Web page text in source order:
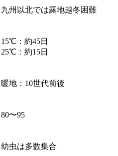
九州以北では露地越冬困難
15℃：約45日
25℃：約15日
暖地：10世代前後
80〜95
幼虫は多数集合